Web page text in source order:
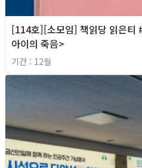
[114호][소모임] 책읽당 읽은티
아이의 죽음>
기간 : 12월